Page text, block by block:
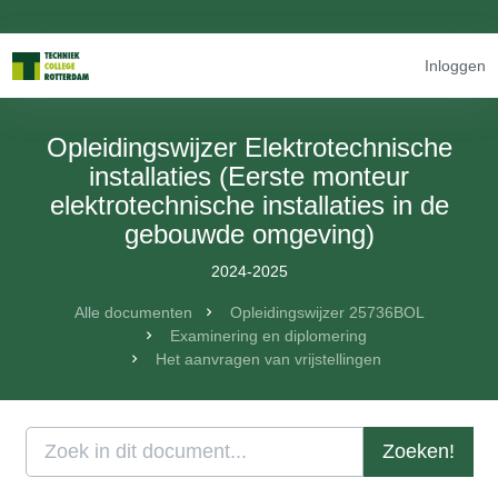
Inloggen
Opleidingswijzer Elektrotechnische
installaties (Eerste monteur
elektrotechnische installaties in de
gebouwde omgeving)
2024-2025
Alle documenten
Opleidingswijzer 25736BOL
Examinering en diplomering
Het aanvragen van vrijstellingen
Zoeken!